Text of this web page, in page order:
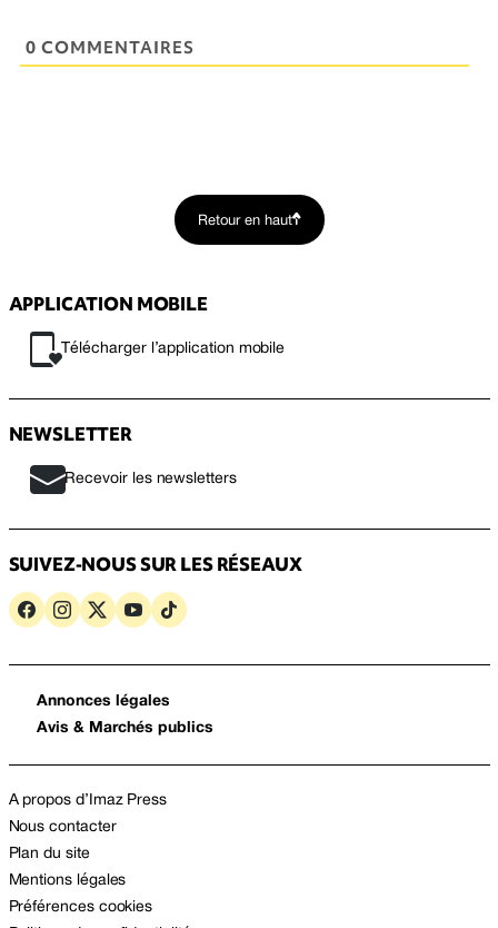
0 COMMENTAIRES
Retour en haut
APPLICATION MOBILE
Télécharger l’application mobile
NEWSLETTER
Recevoir les newsletters
SUIVEZ-NOUS SUR LES RÉSEAUX
Annonces légales
Avis & Marchés publics
A propos d’Imaz Press
Nous contacter
Plan du site
Mentions légales
Préférences cookies